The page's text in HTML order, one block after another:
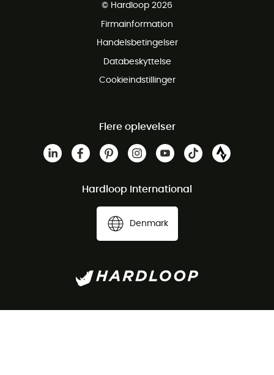
Gratis retur inden for 100 dage
© Hardloop 2026
Firmainformation
Handelsbetingelser
Databeskyttelse
Cookieindstillinger
Flere oplevelser
Hardloop International
Denmark